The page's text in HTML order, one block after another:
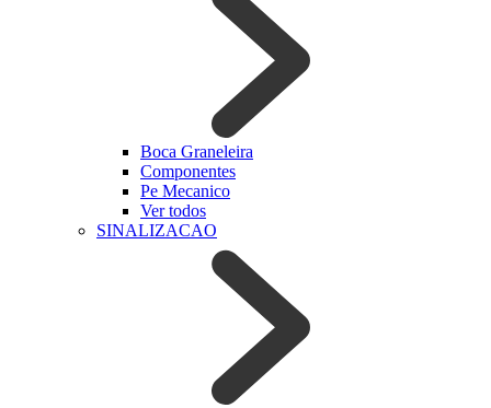
Boca Graneleira
Componentes
Pe Mecanico
Ver todos
SINALIZACAO